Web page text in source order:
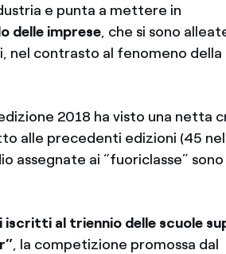
e punta a mettere in
delle imprese, che si sono
nel contrasto al fenomeno della
2018 ha visto una netta
alle precedenti edizioni (45
assegnate ai “fuoriclasse”
iscritti al triennio delle scuole
, la competizione promossa dal